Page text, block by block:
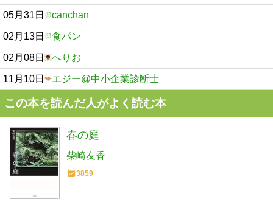
05月31日 canchan
02月13日 食パン
02月08日 へりお
11月10日 エジー@中小企業診断士
この本を読んだ人がよく読む本
春の庭
柴崎友香
3859